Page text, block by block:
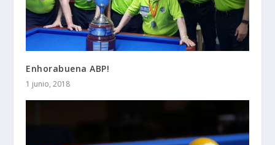
Enhorabuena ABP!
1 junio, 2018